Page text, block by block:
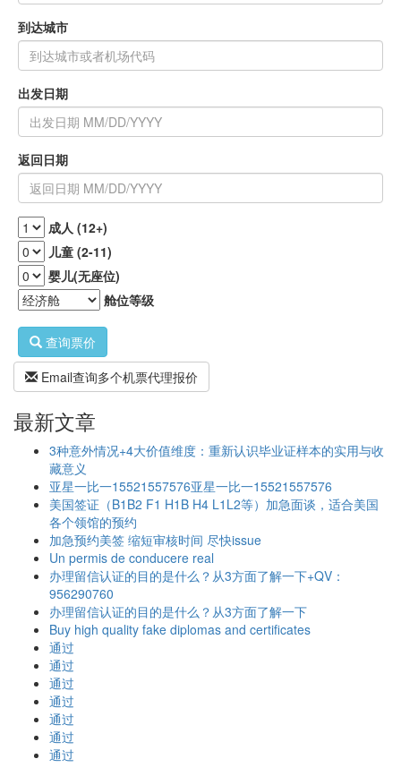
到达城市
出发日期
返回日期
成人 (12+)
儿童 (2-11)
婴儿(无座位)
舱位等级
查询票价
Email查询多个机票代理报价
最新文章
3种意外情况+4大价值维度：重新认识毕业证样本的实用与收
藏意义
亚星一比一15521557576亚星一比一15521557576
美国签证（B1B2 F1 H1B H4 L1L2等）加急面谈，适合美国
各个领馆的预约
加急预约美签 缩短审核时间 尽快issue
Un permis de conducere real
办理留信认证的目的是什么？从3方面了解一下+QV：
956290760
办理留信认证的目的是什么？从3方面了解一下
Buy high quality fake diplomas and certificates
通过
通过
通过
通过
通过
通过
通过